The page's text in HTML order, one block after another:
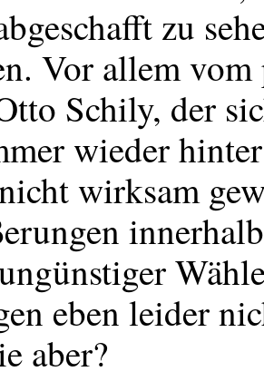
zu
Vor allem
Schily, der
wieder
wirksam
eben leider
aber?